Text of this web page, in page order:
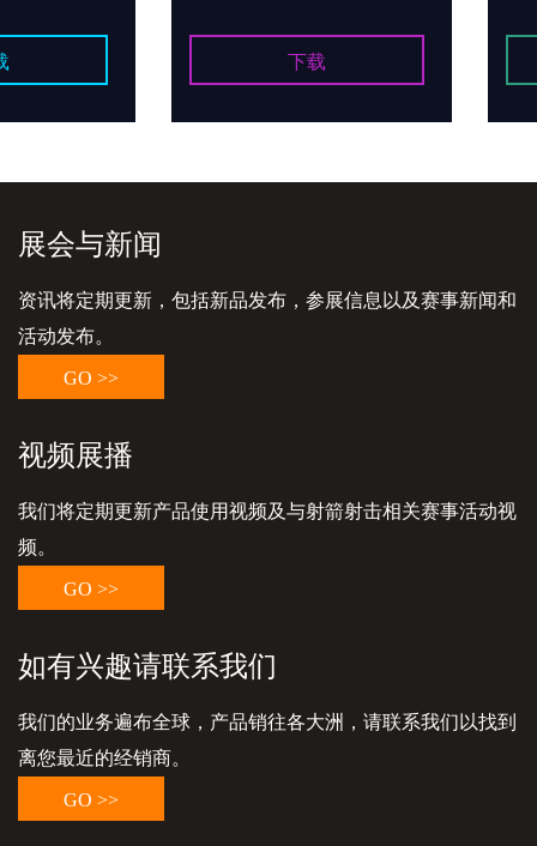
下载
展会与新闻
资讯将定期更新，包括新品发布，参展信息以及赛事新闻和
活动发布。
GO >>
视频展播
我们将定期更新产品使用视频及与射箭射击相关赛事活动视
频。
GO >>
如有兴趣请联系我们
我们的业务遍布全球，产品销往各大洲，请联系我们以找到
离您最近的经销商。
GO >>